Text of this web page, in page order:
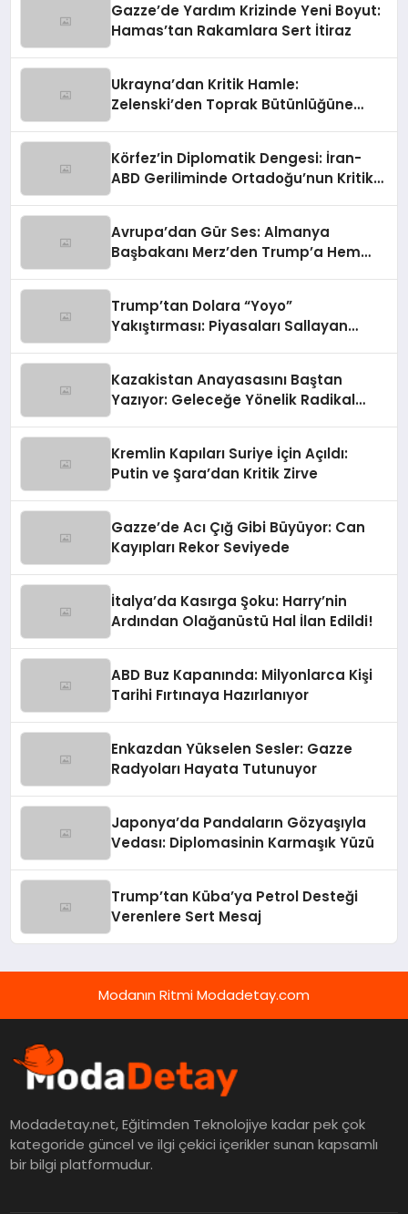
Gazze’de Yardım Krizinde Yeni Boyut:
Hamas’tan Rakamlara Sert İtiraz
Ukrayna’dan Kritik Hamle:
Zelenski’den Toprak Bütünlüğüne
Körfez’in Diplomatik Dengesi: İran-
ABD Geriliminde Ortadoğu’nun Kritik
Avrupa’dan Gür Ses: Almanya
Başbakanı Merz’den Trump’a Hem
Trump’tan Dolara “Yoyo”
Yakıştırması: Piyasaları Sallayan
Kazakistan Anayasasını Baştan
Yazıyor: Geleceğe Yönelik Radikal
Kremlin Kapıları Suriye İçin Açıldı:
Putin ve Şara’dan Kritik Zirve
Gazze’de Acı Çığ Gibi Büyüyor: Can
Kayıpları Rekor Seviyede
İtalya’da Kasırga Şoku: Harry’nin
Ardından Olağanüstü Hal İlan Edildi!
ABD Buz Kapanında: Milyonlarca Kişi
Tarihi Fırtınaya Hazırlanıyor
Enkazdan Yükselen Sesler: Gazze
Radyoları Hayata Tutunuyor
Japonya’da Pandaların Gözyaşıyla
Vedası: Diplomasinin Karmaşık Yüzü
Trump’tan Küba’ya Petrol Desteği
Verenlere Sert Mesaj
Modanın Ritmi Modadetay.com
Modadetay.net, Eğitimden Teknolojiye kadar pek çok
kategoride güncel ve ilgi çekici içerikler sunan kapsamlı
bir bilgi platformudur.